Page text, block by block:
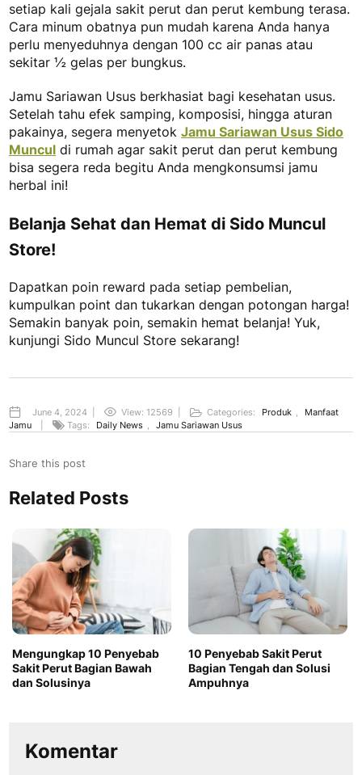
setiap kali gejala sakit perut dan perut kembung terasa.
Cara minum obatnya pun mudah karena Anda hanya
perlu menyeduhnya dengan 100 cc air panas atau
sekitar ½ gelas per bungkus.
Jamu Sariawan Usus berkhasiat bagi kesehatan usus.
Setelah tahu efek samping, komposisi, hingga aturan
pakainya, segera menyetok Jamu Sariawan Usus Sido
Muncul di rumah agar sakit perut dan perut kembung
bisa segera reda begitu Anda mengkonsumsi jamu
herbal ini!
Belanja Sehat dan Hemat di Sido Muncul
Store!
Dapatkan poin reward pada setiap pembelian,
kumpulkan point dan tukarkan dengan potongan harga!
Semakin banyak poin, semakin hemat belanja! Yuk,
kunjungi Sido Muncul Store sekarang!
June 4, 2024 View: 12569 Categories: Produk ,
Manfaat
Jamu
Tags: Daily News Jamu Sariawan Usus
Share this post
Related Posts
Mengungkap 10 Penyebab
Sakit Perut Bagian Bawah
dan Solusinya
10 Penyebab Sakit Perut
Bagian Tengah dan Solusi
Ampuhnya
Komentar